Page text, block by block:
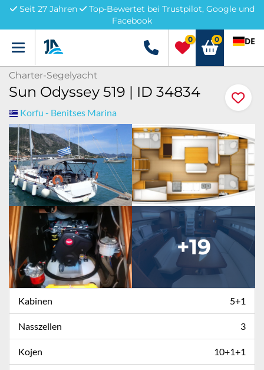
Seit 27 Jahren
Top-Bewertet bei Trustpilot, Google und
Facebook
Menü +49 5741 3222690
0 0 DE
Charter-Segelyacht
Sun Odyssey 519 | ID 34834
Korfu - Benitses Marina
+19
Kabinen 5+1
Nasszellen 3
Kojen 10+1+1